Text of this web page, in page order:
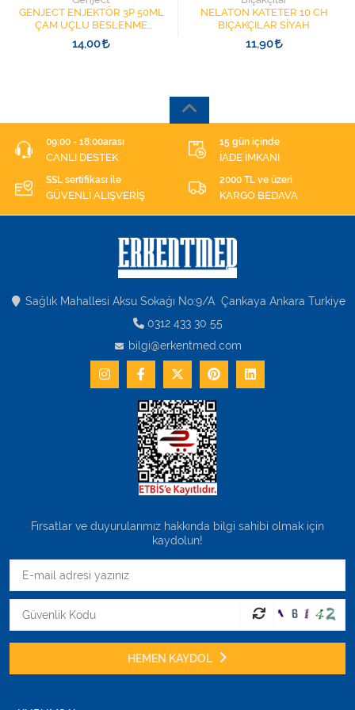
GENJECT ENJEKTÖR 3P 50ML
ÇAM UÇLU BESLENME
ŞIRINGASI 1852412 KATATER
UÇLU
14,00
NELATON KATETER 10 CH
BIÇAKÇILAR SİYAH
11,90
09:00 - 18:00arası
CANLI DESTEK
15 gün içinde
İADE İMKANI
SSL sertifikası ile
GÜVENLİ ALIŞVERİŞ
2000 TL ve üzeri
KARGO BEDAVA
Sağlık Mahallesi Aksu Sokağı No:9/A Çankaya Ankara Turkiye
0312 433 30 55
bilgi@erkentmed.com
Fırsatlar ve duyurularımız hakkında bilgi sahibi olmak için
kaydolun!
HEMEN KAYDOL